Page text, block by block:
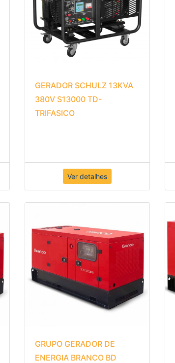
GERADOR SCHULZ 13KVA
380V S13000 TD-
TRIFASICO
Ver detalhes
GRUPO GERADOR DE
ENERGIA BRANCO BD